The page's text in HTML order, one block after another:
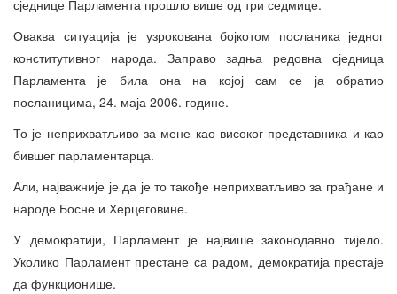
сједнице Парламента прошло више од три седмице.
Оваква ситуација је узрокована бојкотом посланика једног
конститутивног народа. Заправо задња редовна сједница
Парламента је била она на којој сам се ја обратио
посланицима, 24. маја 2006. године.
То је неприхватљиво за мене као високог представника и као
бившег парламентарца.
Али, најважније је да је то такође неприхватљиво за грађане и
народе Босне и Херцеговине.
У демократији, Парламент је највише законодавно тијело.
Уколико Парламент престане са радом, демократија престаје
да функционише.